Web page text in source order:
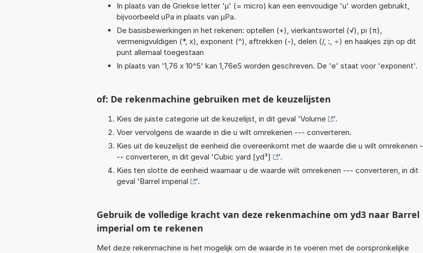
In plaats van de Griekse letter 'µ' (= micro) kan een eenvoudige 'u' worden gebruikt,
bijvoorbeeld uPa in plaats van µPa.
De basisbewerkingen in het rekenen: optellen (+), vierkantswortel (√), pi (π),
vermenigvuldigen (*, x), exponent (^), aftrekken (-), delen (/, :, ÷) en haakjes zijn op dit
punt allemaal toegestaan
In plaats van '1,76 x 10^5' kan 1,76e5 worden geschreven. De 'e' staat voor 'exponent'.
of: De rekenmachine gebruiken met de keuzelijsten
Kies de juiste categorie uit de keuzelijst, in dit geval 'Volume
'.
Voer vervolgens de waarde in die u wilt omrekenen --- converteren.
Kies uit de keuzelijst de eenheid die overeenkomt met de waarde die u wilt omrekenen -
-- converteren, in dit geval 'Cubic yard [yd³]
'.
Kies ten slotte de eenheid waarnaar u de waarde wilt omrekenen --- converteren, in dit
geval 'Barrel imperial '.
Gebruik de volledige kracht van deze rekenmachine om yd3 naar Barrel
imperial om te rekenen
Met deze rekenmachine is het mogelijk om de waarde in te voeren met de oorspronkelijke